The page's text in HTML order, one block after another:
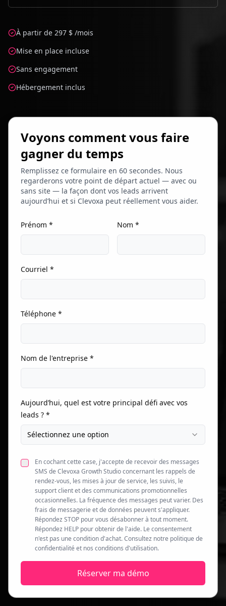
À partir de 297 $ /mois
Mise en place incluse
Sans engagement
Hébergement inclus
Voyons comment vous faire
gagner du temps
Remplissez ce formulaire en 60 secondes. Nous
regarderons votre point de départ actuel — avec ou
sans site — la façon dont vos leads arrivent
aujourd’hui et si Clevoxa peut réellement vous aider.
Prénom * Nom *
Courriel *
Téléphone *
Nom de l'entreprise *
Aujourd’hui, quel est votre principal défi avec vos
leads ? *
Sélectionnez une option
En cochant cette case, j'accepte de recevoir des messages
SMS de Clevoxa Growth Studio concernant les rappels de
rendez-vous, les mises à jour de service, les suivis, le
support client et des communications promotionnelles
occasionnelles. La fréquence des messages peut varier. Des
frais de messagerie et de données peuvent s'appliquer.
Répondez STOP pour vous désabonner à tout moment.
Répondez HELP pour obtenir de l'aide. Le consentement
n'est pas une condition d'achat. Consultez notre politique de
confidentialité et nos conditions d'utilisation.
Réserver ma démo